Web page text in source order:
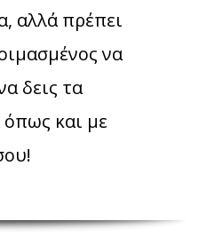
αλλά πρέπει
να
δεις τα
και με